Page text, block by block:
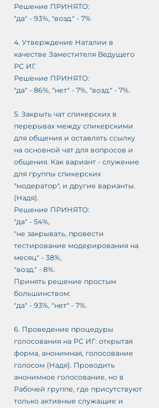
Решение ПРИНЯТО:
"да" - 93%, "возд." - 7%
4. Утверждение Наталии в
качестве Заместителя Ведущего
РС ИГ.
Решение ПРИНЯТО:
"да" - 86%, "нет" - 7%, "возд." - 7%.
5. Закрыть чат спикерских в
перерывах между спикерскими
для общения и оставлять ссылку
на основной чат для вопросов и
общения. Как вариант - служение
для группы спикерских
"модератор", и другие варианты.
(Надя).
Решение ПРИНЯТО:
"да" - 54%,
"не закрывать, провести
тестирование модерирования на
месяц" - 38%,
"возд." - 8%.
Принять решение простым
большинством:
"да" - 93%, "нет" - 7%.
6. Проведение процедуры
голосования на РС ИГ: открытая
форма, анонимная, голосование
голосом (Надя). Проводить
анонимное голосование, но в
Рабочей группе, где присутствуют
только активные служащие и